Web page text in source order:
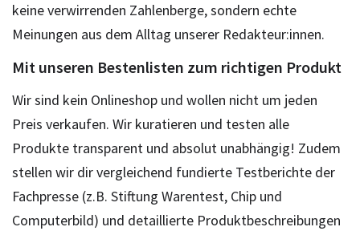
keine verwirrenden Zahlenberge, sondern echte
Meinungen aus dem Alltag unserer Redakteur:innen.
Mit unseren Bestenlisten zum richtigen Produkt
Wir sind kein Onlineshop und wollen nicht um jeden
Preis verkaufen. Wir kuratieren und testen alle
Produkte transparent und absolut unabhängig! Zudem
stellen wir dir vergleichend fundierte Testberichte der
Fachpresse (z.B. Stiftung Warentest, Chip und
Computerbild) und detaillierte Produktbeschreibungen